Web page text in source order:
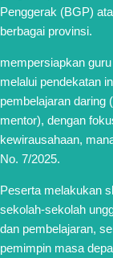
Penggerak (BGP)
berbagai provinsi.
mempersiapkan
melalui pendekatan
pembelajaran daring
mentor), dengan
kewirausahaan,
No. 7/2025.
Peserta melakukan
sekolah-sekolah
dan pembelajaran,
pemimpin masa